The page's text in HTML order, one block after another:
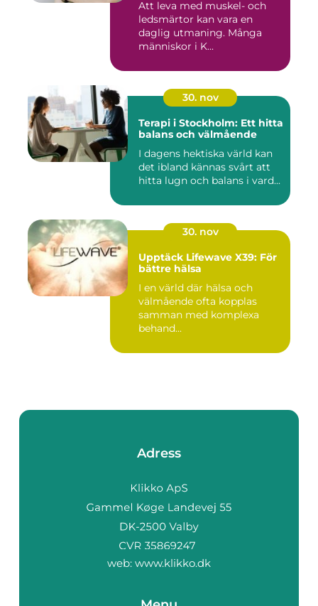
Att leva med muskel- och
ledsmärtor kan vara en
daglig utmaning. Många
människor i K...
30. nov
Terapi i Stockholm: Ett hitta
balans och välmående
I dagens hektiska värld kan
det ibland kännas svårt att
hitta lugn och balans i vard...
30. nov
Upptäck Lifewave X39: För
bättre hälsa
I en värld där hälsa och
välmående ofta kopplas
samman med komplexa
behand...
Adress
web: www.klikko.dk